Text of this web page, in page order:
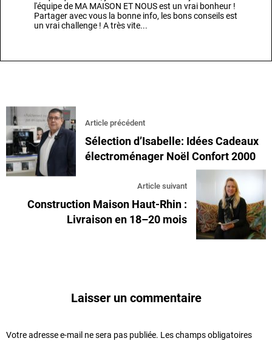
l'équipe de MA MAISON ET NOUS est un vrai bonheur !
Partager avec vous la bonne info, les bons conseils est
un vrai challenge ! A très vite...
Article précédent
Sélection d’Isabelle: Idées Cadeaux
électroménager Noël Confort 2000
Article suivant
Construction Maison Haut-Rhin :
Livraison en 18–20 mois
Laisser un commentaire
Votre adresse e-mail ne sera pas publiée. Les champs obligatoires